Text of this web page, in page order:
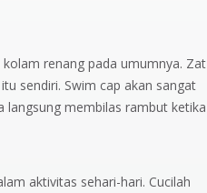
renang pada umumnya. Zat
sendiri. Swim cap akan sangat
membilas rambut ketika
aktivitas sehari-hari. Cucilah